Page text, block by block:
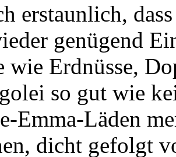
erstaunlich,
genügend
wie Erdnüsse,
so gut wie
Emma-Läden
dicht gefolgt